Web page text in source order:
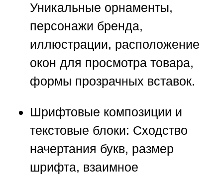
Уникальные орнаменты,
персонажи бренда,
иллюстрации, расположение
окон для просмотра товара,
формы прозрачных вставок.
Шрифтовые композиции и
текстовые блоки: Сходство
начертания букв, размер
шрифта, взаимное